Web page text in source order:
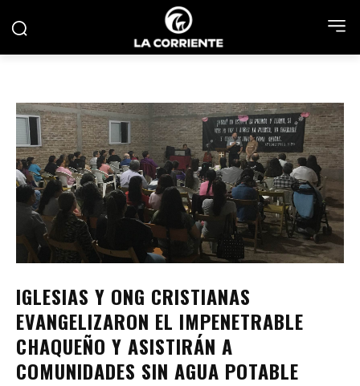
IGLESIAS Y ONG CRISTIANAS
EVANGELIZARON EL IMPENETRABLE
CHAQUEÑO Y ASISTIRÁN A
COMUNIDADES SIN AGUA POTABLE